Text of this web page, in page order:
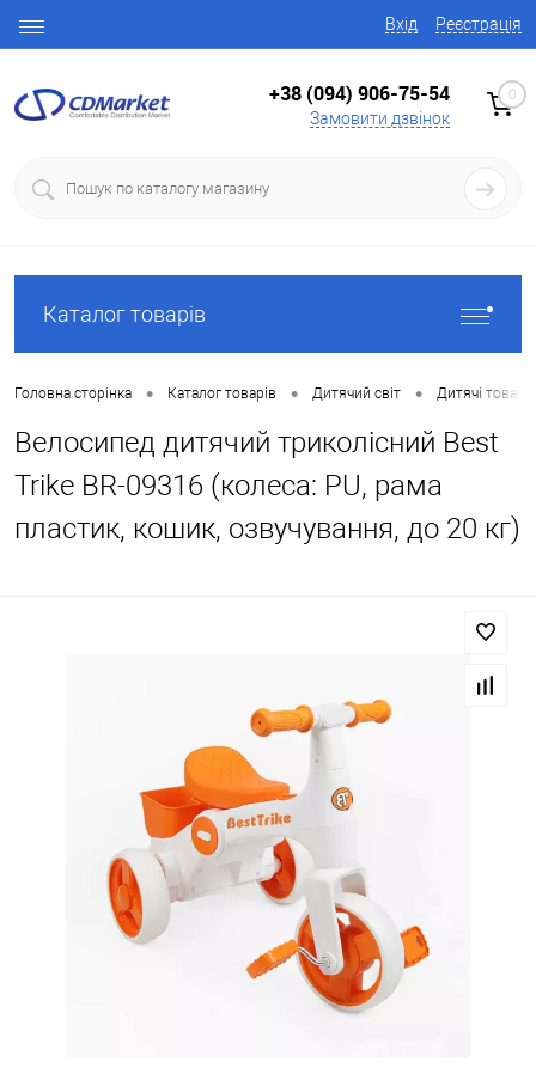
Вхід Реєстрація
+38 (094) 906-75-54
Замовити дзвінок
0
Каталог товарів
Головна сторінка • Каталог товарів • Дитячий світ • Дитячі
Велосипед дитячий триколісний Best
Trike BR-09316 (колеса: PU, рама
пластик, кошик, озвучування, до 20 кг)